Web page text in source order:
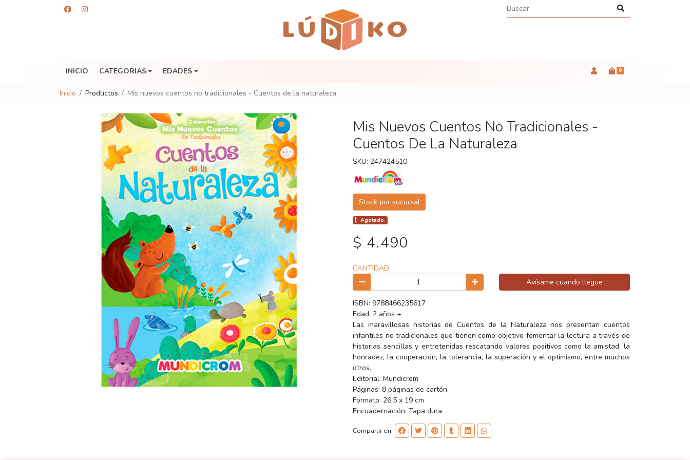
INICIO CATEGORIAS EDADES 0
Inicio Productos Mis nuevos cuentos no tradicionales - Cuentos de la naturaleza
Mis Nuevos Cuentos No Tradicionales -
Cuentos De La Naturaleza
SKU: 247424510
Stock por sucursal
Agotado.
$ 4.490
CANTIDAD
Avísame cuando llegue
ISBN: 9788466235617
Edad: 2 años +
Las maravillosas historias de Cuentos de la Naturaleza nos presentan cuentos
infantiles no tradicionales que tienen como objetivo fomentar la lectura a través de
historias sencillas y entretenidas rescatando valores positivos como la amistad, la
honradez, la cooperación, la tolerancia, la superación y el optimismo, entre muchos
otros.
Editorial: Mundicrom
Páginas: 8 páginas de cartón.
Formato: 26,5 x 19 cm
Encuadernación: Tapa dura
Compartir en: